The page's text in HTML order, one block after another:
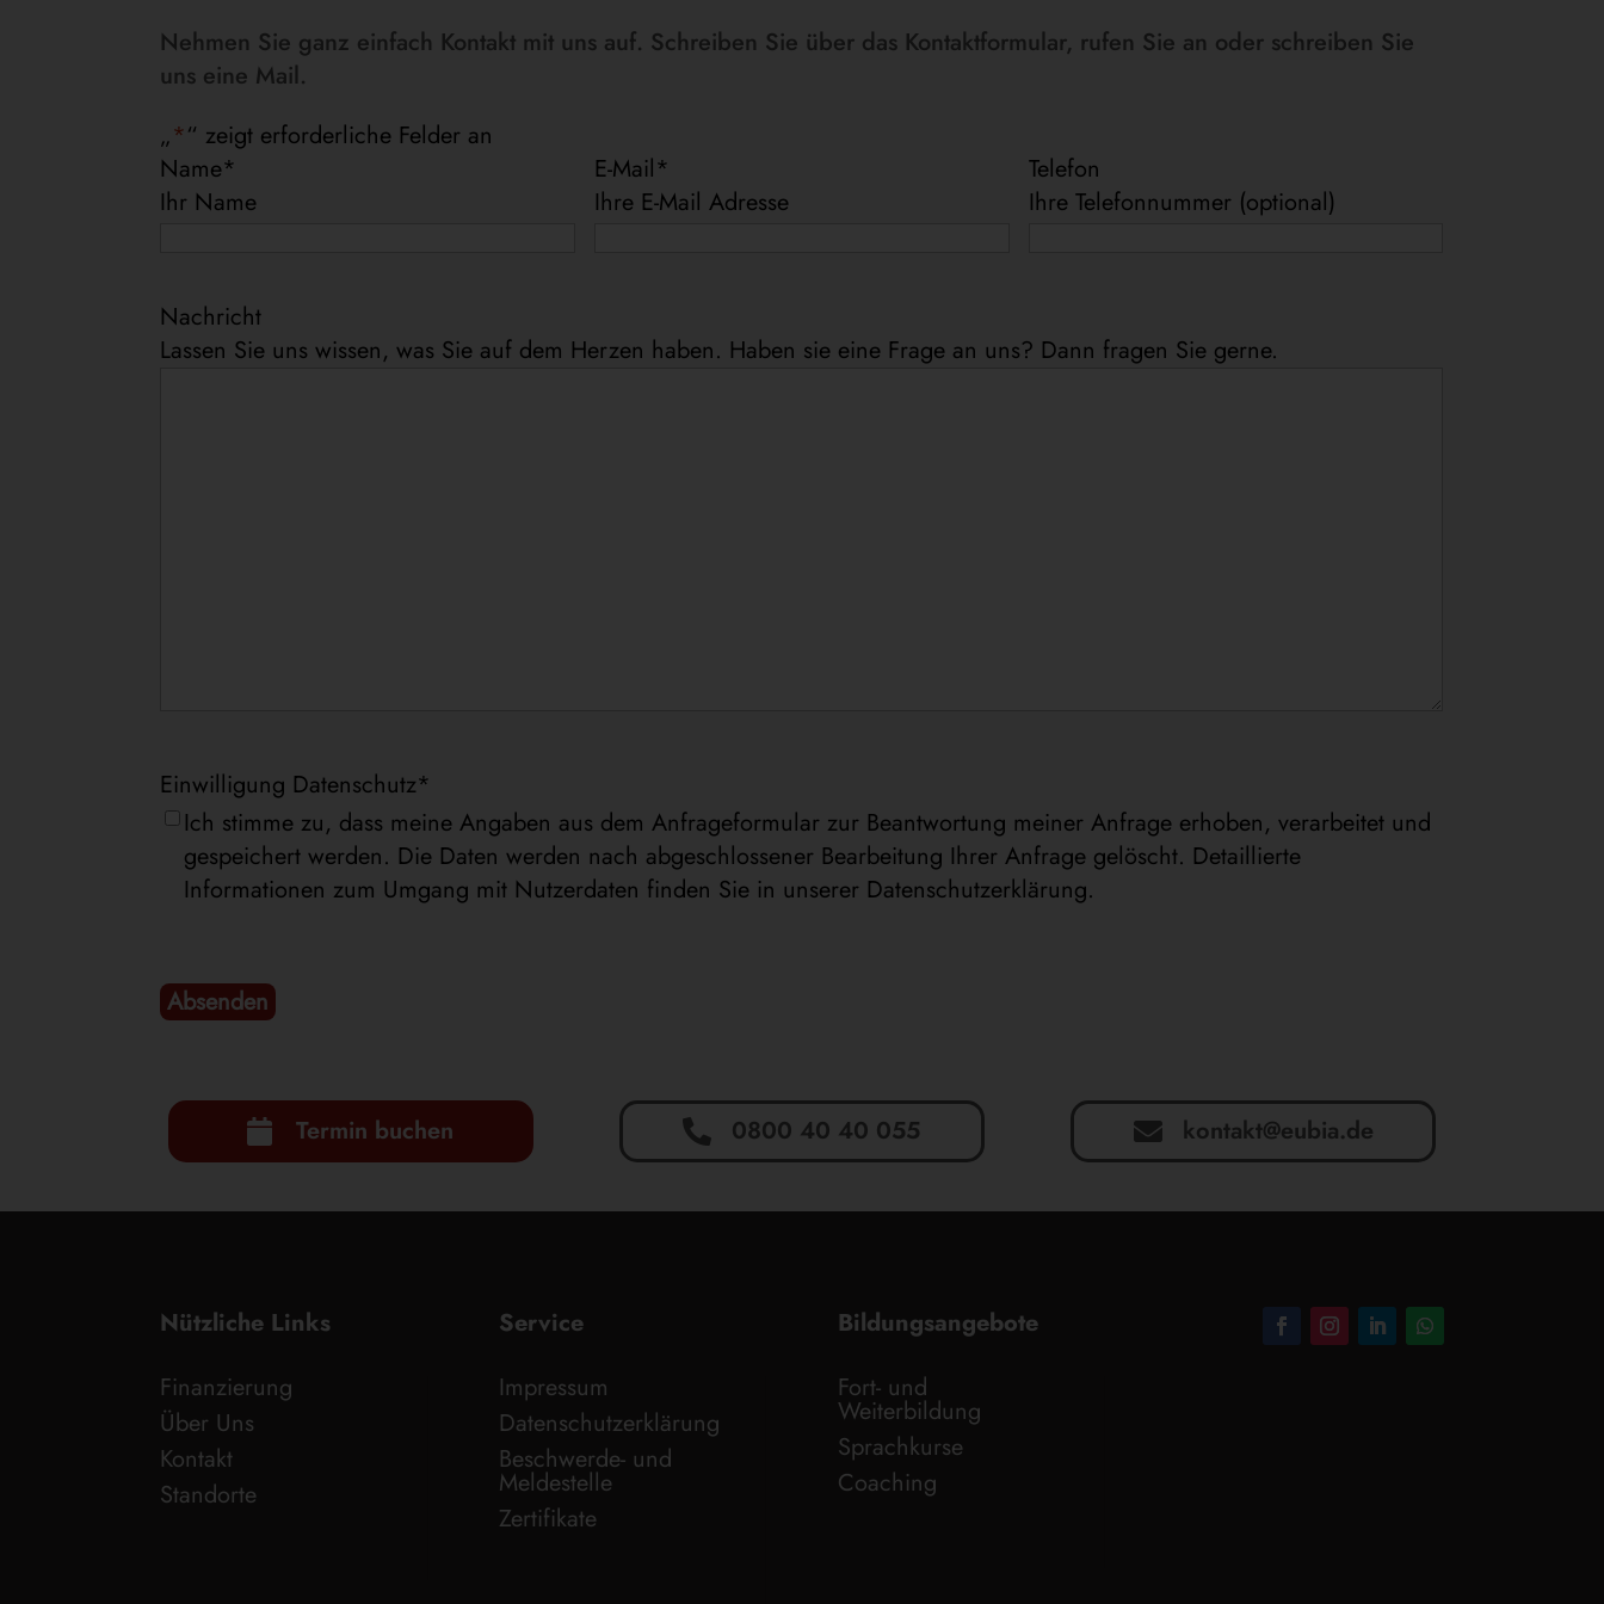
Nehmen Sie ganz einfach Kontakt mit uns auf. Schreiben Sie über das Kontaktformular, rufen Sie an oder schreiben Sie
uns eine Mail.
„*“ zeigt erforderliche Felder an
Name*
Ihr Name
E-Mail*
Ihre E-Mail Adresse
Telefon
Ihre Telefonnummer (optional)
Nachricht
Lassen Sie uns wissen, was Sie auf dem Herzen haben. Haben sie eine Frage an uns? Dann fragen Sie gerne.
Einwilligung Datenschutz*
Ich stimme zu, dass meine Angaben aus dem Anfrageformular zur Beantwortung meiner Anfrage erhoben, verarbeitet und
gespeichert werden. Die Daten werden nach abgeschlossener Bearbeitung Ihrer Anfrage gelöscht. Detaillierte
Informationen zum Umgang mit Nutzerdaten finden Sie in unserer Datenschutzerklärung.
Absenden
n
v
e
:
 Termin buchen  0800 40 40 055  kontakt@eubia.de
Nützliche Links
Finanzierung
Über Uns
Kontakt
Standorte
Service
Impressum
Datenschutzerklärung
Beschwerde- und
Meldestelle
Zertifikate
Bildungsangebote
Fort- und
Weiterbildung
Sprachkurse
Coaching